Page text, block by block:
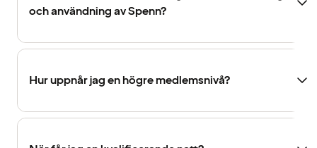
och användning av Spenn?
Hur uppnår jag en högre medlemsnivå?